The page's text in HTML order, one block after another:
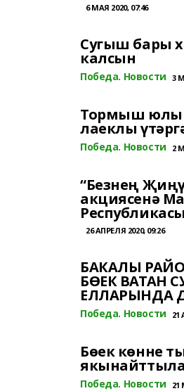
6 МАЯ 2020, 07:46
Сугыш бары
калсын
Победа. Новости 3
Тормыш юлы
лаеклы
Победа. Новости 2
“Безнең
акциясенә
26 АПРЕЛЯ 2020, 09:26
БАКАЛЫ
БӨЕК ВАТАН
ЕЛЛАРЫНДА
Победа. Новости 21
Бөек көнне
Победа. Новости 21